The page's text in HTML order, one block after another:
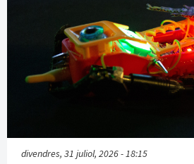
divendres, 31 juliol, 2026 - 18:15